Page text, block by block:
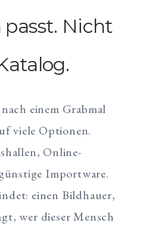
passt. Nicht
einem Grabmal
viele Optionen.
Online-
Importware.
einen Bildhauer,
wer dieser Mensch